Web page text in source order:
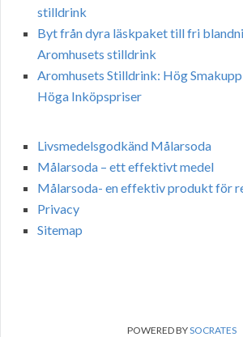
stilldrink
Byt från dyra läskpaket till fri
Aromhusets stilldrink
Aromhusets Stilldrink: Hög
Höga Inköpspriser
Livsmedelsgodkänd Målarsoda
Målarsoda – ett effektivt medel
Målarsoda- en effektiv produkt för
Privacy
Sitemap
POWERED BYSOCRATES